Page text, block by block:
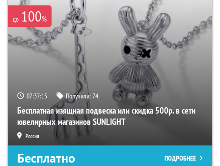
до 100%
07:37:14 Получили:74
Бесплатная изящная подвеска или скидка 500р. в сети
ювелирных магазинов SUNLIGHT
Россия
Бесплатно ПОДРОБНЕЕ